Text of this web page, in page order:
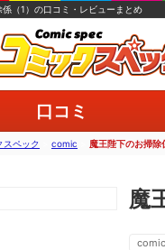
係（1）の口コミ・レビューまとめ
口コミ
スペック comic 魔王陛下のお掃除
魔
comic